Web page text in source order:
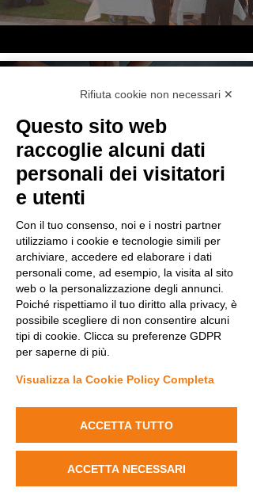
Interviews with
doctors
Interviste ai medici
Watch Now
Press conferences
Rifiuta cookie non necessari ✕
Questo sito web
raccoglie alcuni dati
personali dei visitatori
e utenti
Con il tuo consenso, noi e i nostri partner
utilizziamo i cookie e tecnologie simili per
archiviare, accedere ed elaborare i dati
personali come, ad esempio, la visita al sito
web o la personalizzazione degli annunci.
Poiché rispettiamo il tuo diritto alla privacy, è
possibile scegliere di non consentire alcuni
tipi di cookie. Clicca su preferenze GDPR
per saperne di più.
Visualizza la Cookie Policy Completa
ACCETTA TUTTO
ACCETTA NECESSARI